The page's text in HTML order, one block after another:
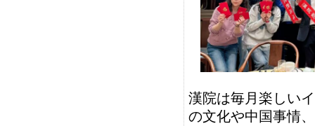
漢院は毎月楽しい
の文化や中国事情